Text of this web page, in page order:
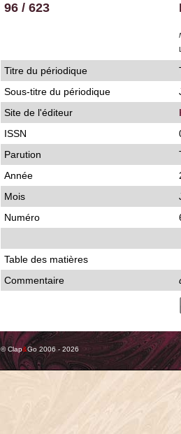
96 / 623
Titre du périodique
Sous-titre du périodique
Site de l'éditeur
ISSN
Parution
Année
Mois
Numéro
Table des matières
Commentaire
© Clap&Go 2006 - 2026